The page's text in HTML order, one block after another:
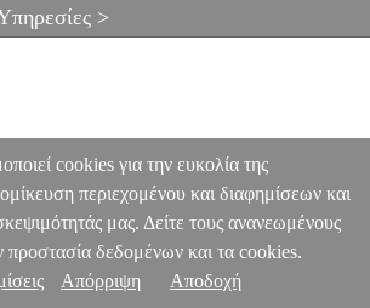
FIGURE (1-PACK)
>
cookies για την ευκολία της
περιεχομένου και διαφημίσεων και
μας. Δείτε τους ανανεωμένους
προστασία δεδομένων και τα cookies.
Απόρριψη Αποδοχή